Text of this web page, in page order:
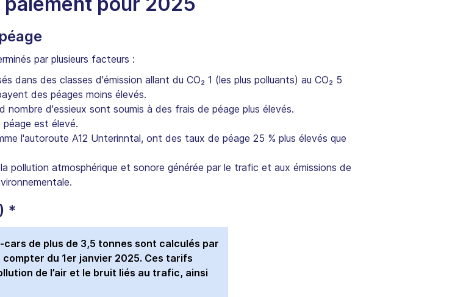
par plusieurs facteurs :
dans des classes d'émission allant du CO₂ 1 (les plus polluants) au CO₂ 5
des péages moins élevés.
d'essieux sont soumis à des frais de péage plus élevés.
est élevé.
l'autoroute A12 Unterinntal, ont des taux de péage 25 % plus élevés que
atmosphérique et sonore générée par le trafic et aux émissions de
*
de plus de 3,5 tonnes sont calculés par
du 1er janvier 2025. Ces tarifs
de l’air et le bruit liés au trafic, ainsi